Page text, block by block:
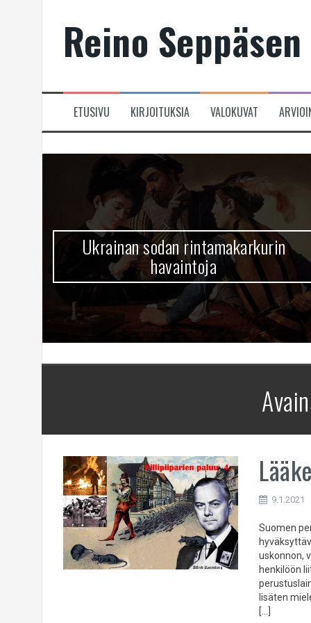
Reino
ETUSIVU KIRJOITUKSIA VALOKUVAT
Ukrainan sodan rintamakarkurin
havaintoja
9.1.2021
Suomen
uskonnon,
henkilöön
lisäten
[…]